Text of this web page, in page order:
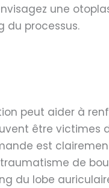
une
du processus.
peut aider à
être victimes
est
de
du lobe